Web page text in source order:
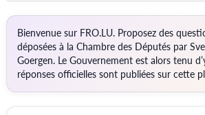
Bienvenue sur FRO.LU. Proposez des
déposées à la Chambre des Députés par
Goergen. Le Gouvernement est alors tenu
réponses officielles sont publiées sur cette